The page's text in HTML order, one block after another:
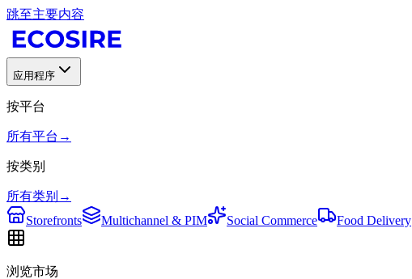
跳至主要内容
应用程序
按平台
所有平台 →
按类别
所有类别 →
Storefronts
Multichannel & PIM Social Commerce Food Delivery
浏览市场